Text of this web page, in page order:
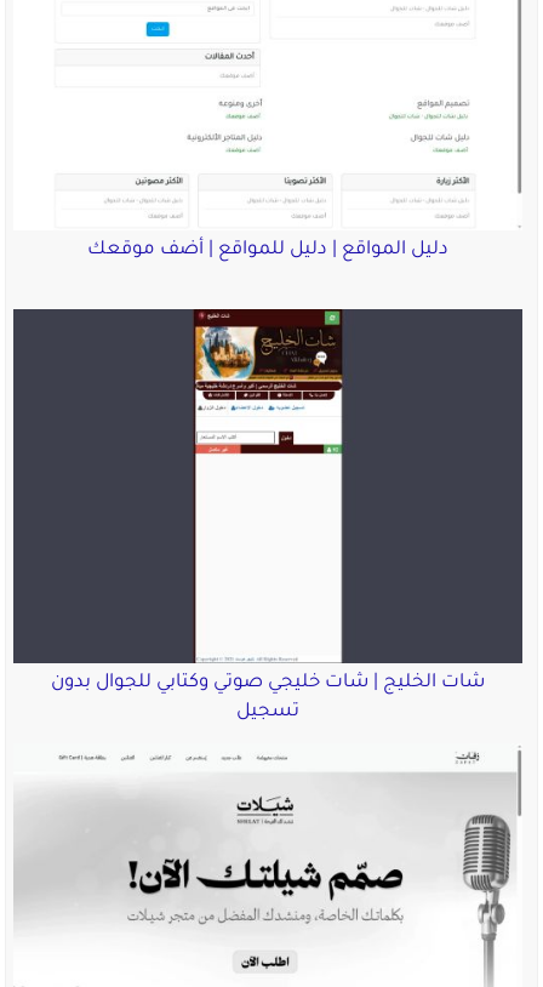
دليل المواقع | دليل للمواقع | أضف موقعك
شات الخليج | شات خليجي صوتي وكتابي للجوال بدون
تسجيل